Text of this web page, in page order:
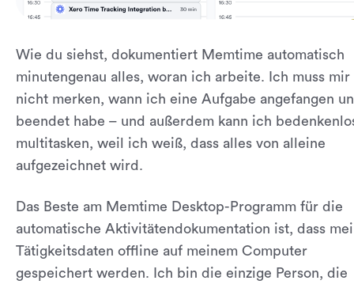
Wie du siehst, dokumentiert Memtime automatisch
minutengenau alles, woran ich arbeite. Ich muss mir
nicht merken, wann ich eine Aufgabe angefangen
beendet habe – und außerdem kann ich
multitasken, weil ich weiß, dass alles von alleine
aufgezeichnet wird.
Das Beste am Memtime Desktop-Programm für die
automatische Aktivitätendokumentation ist, dass
Tätigkeitsdaten offline auf meinem Computer
gespeichert werden. Ich bin die einzige Person, die